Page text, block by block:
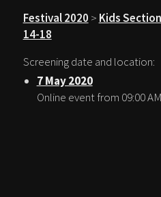
Festival 2020 > Kids
14-18
Screening date and location:
7 May 2020
Online event from 09:00